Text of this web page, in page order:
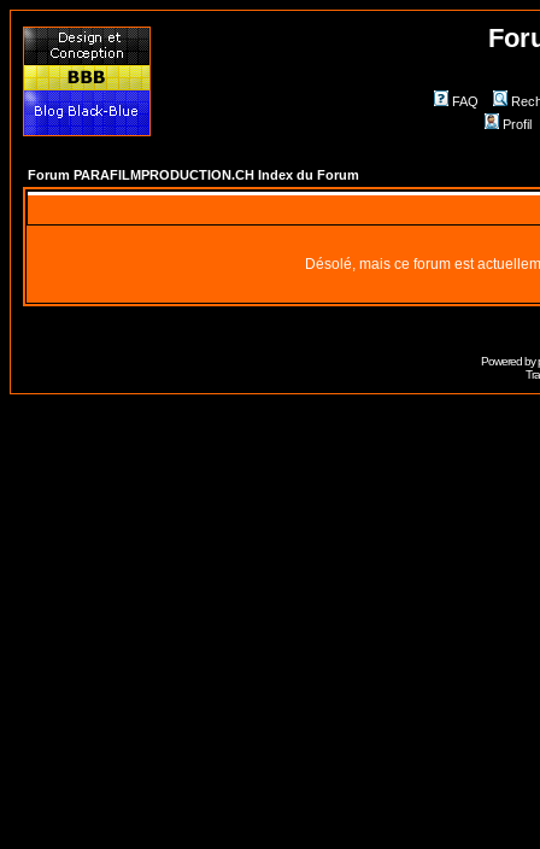
FAQ
Profil
Forum PARAFILMPRODUCTION.CH Index du Forum
Désolé, mais ce forum est
Powered by